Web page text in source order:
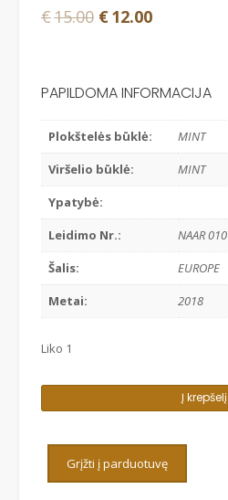
€15.00 Original
€15.00.
€12.00Current
€12.00.
PAPILDOMA INFORMACIJA
Plokštelės būklė:
MINT
Viršelio būklė:
MINT
Ypatybė:
Leidimo Nr.:
NAAR 010
Šalis:
EUROPE
Metai:
2018
Liko 1
kiekis:
GUILI
Į krepšelį
Grįžti į parduotuvę